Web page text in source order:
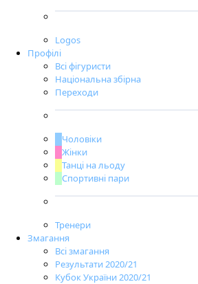
Logos
Профілі
Всі фігуристи
Національна збірна
Переходи
Чоловіки
Жінки
Танці на льоду
Спортивні пари
Тренери
Змагання
Всі змагання
Результати 2020/21
Кубок України 2020/21